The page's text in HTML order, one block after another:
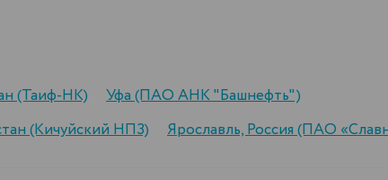
(Таиф-НК)
Уфа (ПАО АНК "Башнефть")
(Кичуйский НПЗ)
Ярославль, Россия (ПАО